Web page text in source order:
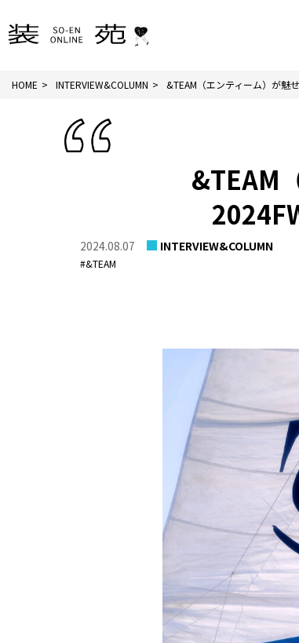
HOME INTERVIEW&COLUMN &TEAM（エンティーム）が魅
&TEAM
2024.08.07 INTERVIEW&COLUMN
#&TEAM